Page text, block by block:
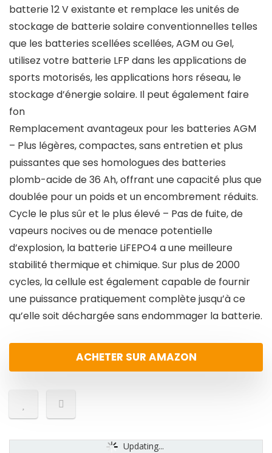
batterie 12 V existante et remplace les unités de
stockage de batterie solaire conventionnelles telles
que les batteries scellées scellées, AGM ou Gel,
utilisez votre batterie LFP dans les applications de
sports motorisés, les applications hors réseau, le
stockage d’énergie solaire. Il peut également faire
fon
Remplacement avantageux pour les batteries AGM
– Plus légères, compactes, sans entretien et plus
puissantes que ses homologues des batteries
plomb-acide de 36 Ah, offrant une capacité plus que
doublée pour un poids et un encombrement réduits.
Cycle le plus sûr et le plus élevé – Pas de fuite, de
vapeurs nocives ou de menace potentielle
d’explosion, la batterie LiFEPO4 a une meilleure
stabilité thermique et chimique. Sur plus de 2000
cycles, la cellule est également capable de fournir
une puissance pratiquement complète jusqu’à ce
qu’elle soit déchargée sans endommager la batterie.
ACHETER SUR AMAZON
Updating...